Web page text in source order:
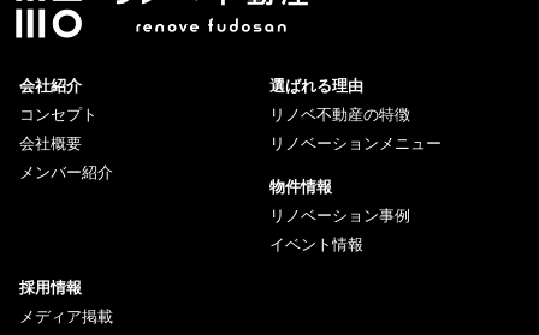
会社紹介
コンセプト
会社概要
メンバー紹介
選ばれる理由
リノベ不動産の特徴
リノベーションメニュー
物件情報
リノベーション事例
イベント情報
採用情報
メディア掲載